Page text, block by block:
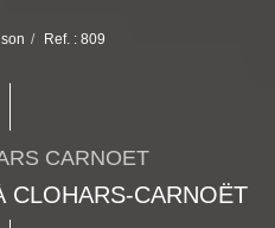
Ref. : 809
CARNOET
CLOHARS-CARNOËT